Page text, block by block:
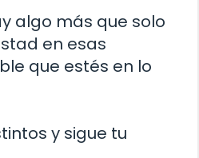
algo más que solo
en esas
que estés en lo
y sigue tu